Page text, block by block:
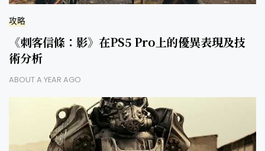
攻略
《刺客信條：影》在PS5 Pro上的優異表現及技
術分析
ABOUT A YEAR AGO